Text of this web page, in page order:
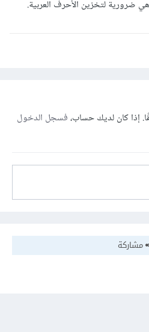
ضرورية لتخزين الأحرف العربية.
إذا كان لديك حساب،فسجل الدخول
مشاركة